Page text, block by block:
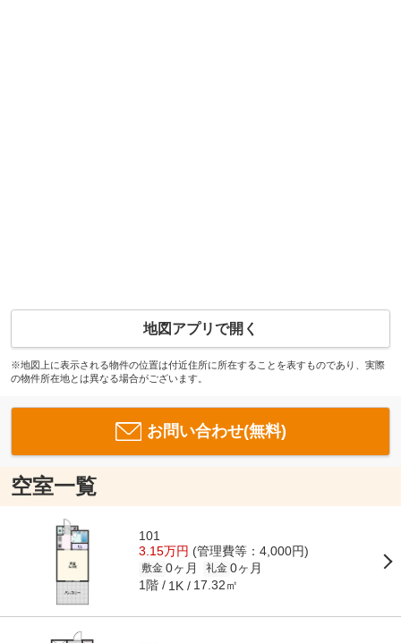
地図アプリで開く
※地図上に表示される物件の位置は付近住所に所在することを表すものであり、実際
の物件所在地とは異なる場合がございます。
お問い合わせ(無料)
空室一覧
101
3.15万円 (管理費等：4,000円)
敷金 0ヶ月 礼金 0ヶ月
1階 1K 17.32㎡